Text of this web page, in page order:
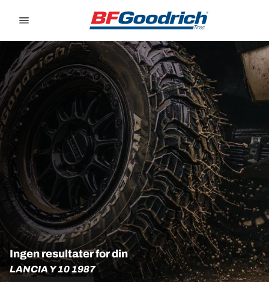
Ingen resultater for din
LANCIA Y 10 1987